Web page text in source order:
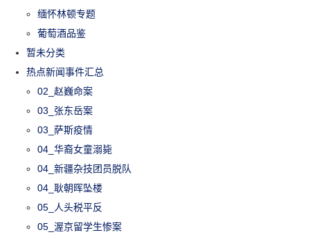
缅怀林顿专题
葡萄酒品鉴
暂未分类
热点新闻事件汇总
02_赵巍命案
03_张东岳案
03_萨斯疫情
04_华裔女童溺毙
04_新疆杂技团员脱队
04_耿朝晖坠楼
05_人头税平反
05_渥京留学生惨案